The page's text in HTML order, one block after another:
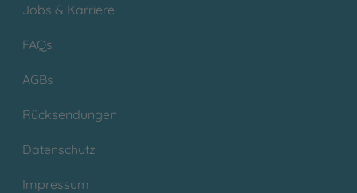
Jobs & Karriere
FAQs
AGBs
Rücksendungen
Datenschutz
Impressum